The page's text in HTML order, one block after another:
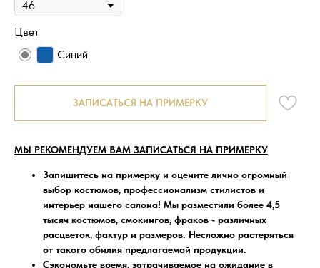
Цвет
Синий
ЗАПИСАТЬСЯ НА ПРИМЕРКУ
МЫ РЕКОМЕНДУЕМ ВАМ ЗАПИСАТЬСЯ НА ПРИМЕРКУ
Запишитесь на примерку и оцените лично огромный
выбор костюмов, профессионализм стилистов и
интерьер нашего салона! Мы разместили более 4,5
тысяч костюмов, смокингов, фраков - различных
расцветок, фактур и размеров. Несложно растеряться
от такого обилия предлагаемой продукции.
Сэкономьте время, затрачиваемое на ожидание в